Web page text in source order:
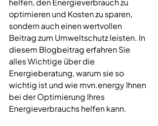
optimieren und Kosten zu sparen,
sondern auch einen wertvollen
Beitrag zum Umweltschutz leisten. In
diesem Blogbeitrag erfahren Sie
alles Wichtige über die
Energieberatung, warum sie so
wichtig ist und wie mvn.energy Ihnen
bei der Optimierung Ihres
Energieverbrauchs helfen kann.